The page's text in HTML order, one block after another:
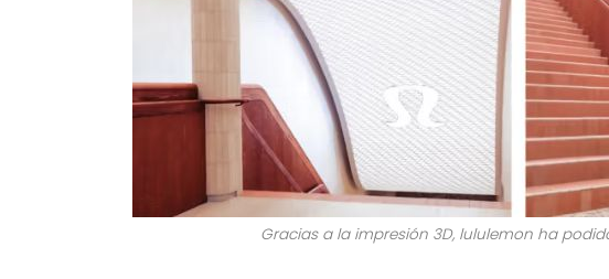
Gracias a la impresión 3D, lululemon ha